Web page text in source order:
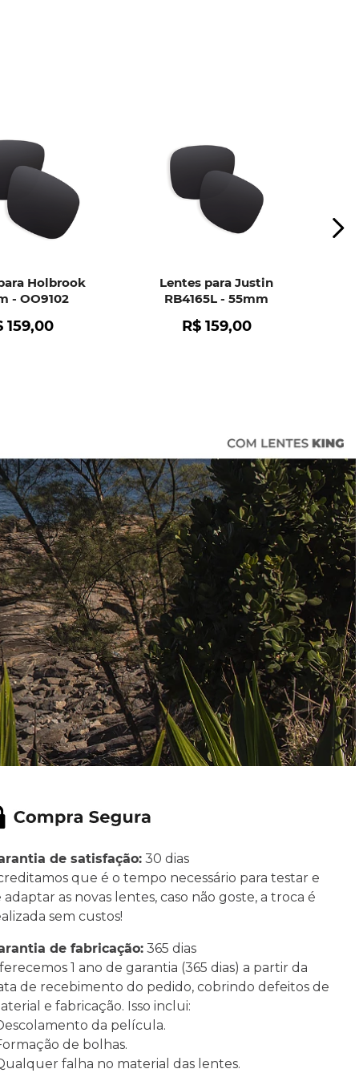
Holbrook
- OO9102
159,00
Lentes para Justin
RB4165L - 55mm
R$ 159,00
de satisfação:30 dias
que é o tempo necessário para testar e
adaptar as novas lentes, caso não goste, a troca é
sem custos!
de fabricação:365 dias
1 ano de garantia (365 dias) a partir da
de recebimento do pedido, cobrindo defeitos de
e fabricação. Isso inclui:
da película.
de bolhas.
falha no material das lentes.